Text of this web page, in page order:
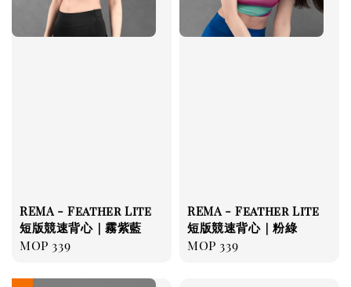
REMA - Feather Lite
短版競速背心｜霧紫藍
Regular
MOP 339
REMA - Feather Lite
短版競速背心｜粉綠
Regular
MOP 339